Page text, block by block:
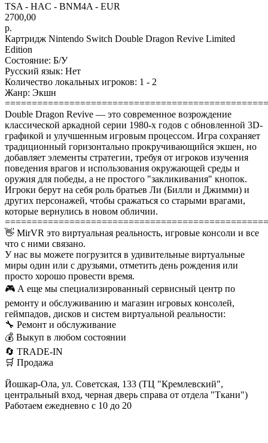
TSA - HAC - BNM4A - EUR
2700,00
р.
Картридж Nintendo Switch Double Dragon Revive Limited
Edition
Состояние: Б/У
Русский язык: Нет
Количество локальных игроков: 1 - 2
Жанр: Экшн
Double Dragon Revive — это современное возрождение
классической аркадной серии 1980-х годов с обновленной 3D-
графикой и улучшенным игровым процессом. Игра сохраняет
традиционный горизонтально прокручивающийся экшен, но
добавляет элементы стратегии, требуя от игроков изучения
поведения врагов и использования окружающей среды и
оружия для победы, а не простого "закликивания" кнопок.
Игроки берут на себя роль братьев Ли (Билли и Джимми) и
других персонажей, чтобы сражаться со старыми врагами,
которые вернулись в новом обличии.
👋 MirVR это виртуальная реальность, игровые консоли и все
что с ними связано.
У нас вы можете погрузится в удивительные виртуальные
миры один или с друзьями, отметить день рождения или
просто хорошо провести время.
🎮 А еще мы специализированный сервисный центр по
ремонту и обслуживанию и магазин игровых консолей,
геймпадов, дисков и систем виртуальной реальности:
🔧 Ремонт и обслуживание
💰 Выкуп в любом состоянии
🔄 TRADE-IN
🛒 Продажа
Йошкар-Ола, ул. Советская, 133 (ТЦ "Кремлевский",
центральный вход, черная дверь справа от отдела "Ткани")
Работаем ежедневно с 10 до 20